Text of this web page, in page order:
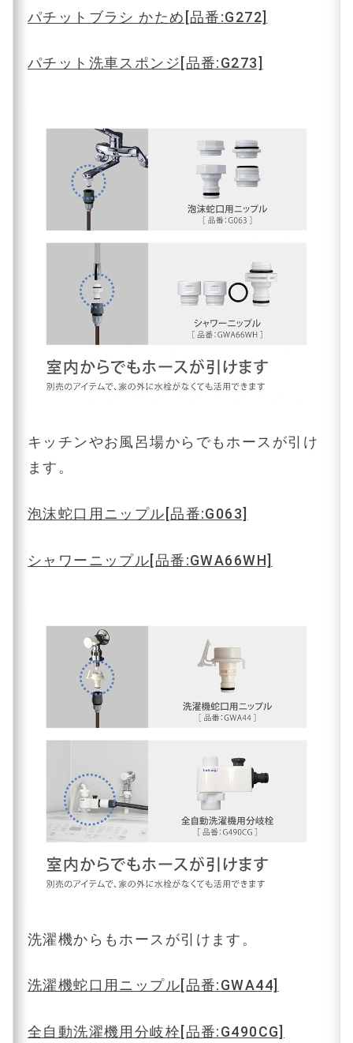
パチットブラシ かため[品番:G272]
パチット洗車スポンジ[品番:G273]
キッチンやお風呂場からでもホースが引け
ます。
泡沫蛇口用ニップル[品番:G063]
シャワーニップル[品番:GWA66WH]
洗濯機からもホースが引けます。
洗濯機蛇口用ニップル[品番:GWA44]
全自動洗濯機用分岐栓[品番:G490CG]